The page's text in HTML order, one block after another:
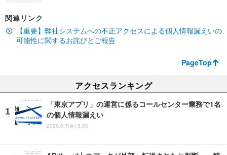
関連リンク
【重要】弊社システムへの不正アクセスによる個人情報漏えいの
可能性に関するお詫びとご報告
PageTop
アクセスランキング
「東京アプリ」の運営に係るコールセンター業務で1名
の個人情報漏えい
2026.8.7(金) 8:05